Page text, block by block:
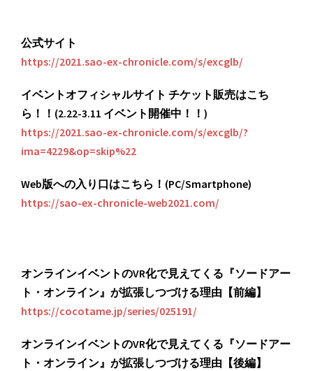
公式サイト
https://2021.sao-ex-chronicle.com/s/excglb/
イベントオフィシャルサイト チケット販売はこち
ら！！(2.22-3.11 イベント開催中！！)
https://2021.sao-ex-chronicle.com/s/excglb/?
ima=4229&op=skip%22
Web版への入り口はこちら！(PC/Smartphone)
https://sao-ex-chronicle-web2021.com/
オンラインイベントのVR化で見えてくる『ソードアー
ト・オンライン』が拡張しつづける理由【前編】
https://cocotame.jp/series/025191/
オンラインイベントのVR化で見えてくる『ソードアー
ト・オンライン』が拡張しつづける理由【後編】